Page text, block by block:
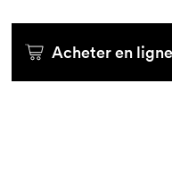
Acheter en ligne